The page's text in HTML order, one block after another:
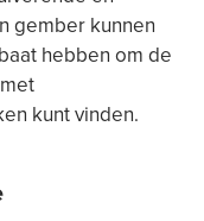
gember kunnen
hebben om de
kunt vinden.